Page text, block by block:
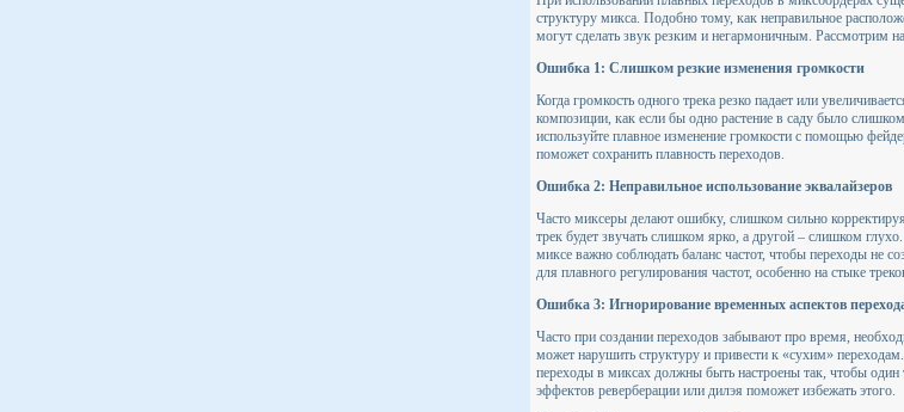
структуру микса. Подобно тому, как неправильное
могут сделать звук резким и негармоничным. Рассмотрим
Ошибка 1: Слишком резкие изменения громкости
Когда громкость одного трека резко падает или
композиции, как если бы одно растение в саду было
используйте плавное изменение громкости с помощью
поможет сохранить плавность переходов.
Ошибка 2: Неправильное использование эквалайзеров
Часто миксеры делают ошибку, слишком сильно
трек будет звучать слишком ярко, а другой – слишком
миксе важно соблюдать баланс частот, чтобы переходы не
для плавного регулирования частот, особенно на стыке
Ошибка 3: Игнорирование временных аспектов
Часто при создании переходов забывают про время,
может нарушить структуру и привести к «сухим»
переходы в миксах должны быть настроены так, чтобы один
эффектов реверберации или дилэя поможет избежать этого.